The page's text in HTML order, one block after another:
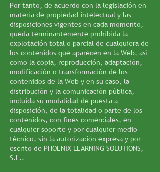
Por tanto, de acuerdo con la legislación en
materia de propiedad intelectual y las
disposiciones vigentes en cada momento,
queda terminantemente prohibida la
explotación total o parcial de cualquiera de
los contenidos que aparecen en la Web, así
como la copia, reproducción, adaptación,
modificación o transformación de los
contenidos de la Web y en su caso, la
distribución y la comunicación pública,
incluida su modalidad de puesta a
disposición, de la totalidad o parte de los
contenidos, con fines comerciales, en
cualquier soporte y por cualquier medio
técnico, sin la autorización expresa y por
escrito de PHOENIX LEARNING SOLUTIONS,
S.L..